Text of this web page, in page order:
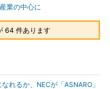
業の中心に
64 件あります
れるか、NECが「ASNARO」